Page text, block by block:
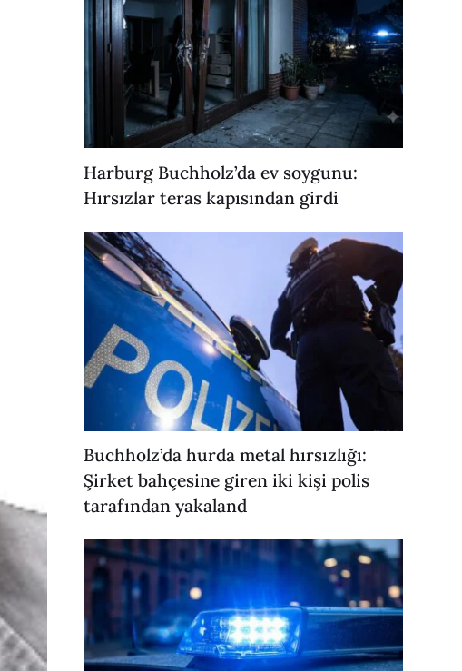
Harburg Buchholz’da ev soygunu:
Hırsızlar teras kapısından girdi
Buchholz’da hurda metal hırsızlığı:
Şirket bahçesine giren iki kişi polis
tarafından yakaland